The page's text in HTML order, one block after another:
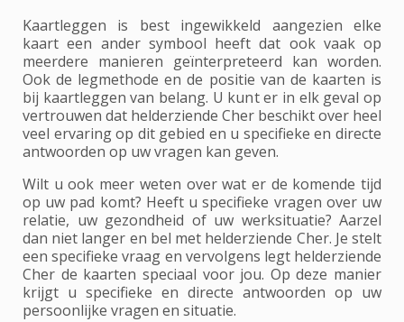
Kaartleggen is best ingewikkeld aangezien elke
kaart een ander symbool heeft dat ook vaak op
meerdere manieren geïnterpreteerd kan worden.
Ook de legmethode en de positie van de kaarten is
bij kaartleggen van belang. U kunt er in elk geval op
vertrouwen dat helderziende Cher beschikt over heel
veel ervaring op dit gebied en u specifieke en directe
antwoorden op uw vragen kan geven.
Wilt u ook meer weten over wat er de komende tijd
op uw pad komt? Heeft u specifieke vragen over uw
relatie, uw gezondheid of uw werksituatie? Aarzel
dan niet langer en bel met helderziende Cher. Je stelt
een specifieke vraag en vervolgens legt helderziende
Cher de kaarten speciaal voor jou. Op deze manier
krijgt u specifieke en directe antwoorden op uw
persoonlijke vragen en situatie.